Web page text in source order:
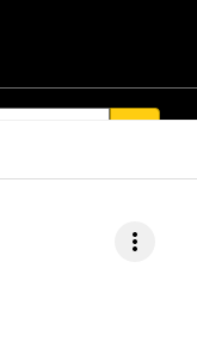
more_vert